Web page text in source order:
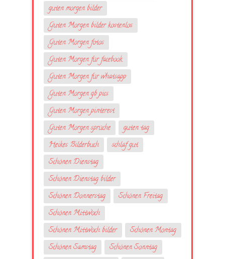
guten morgen bilder
Guten Morgen bilder kostenlos
Guten Morgen fotos
Guten Morgen für facebook
Guten Morgen für whatsapp
Guten Morgen gb pics
Guten Morgen pinterest
Guten Morgen sprüche
guten tag
Heikes Bilderbuch
schlaf gut
Schönen Dienstag
Schönen Dienstag bilder
Schönen Donnerstag
Schönen Freitag
Schönen Mittwoch
Schönen Mittwoch bilder
Schönen Montag
Schönen Samstag
Schönen Sonntag